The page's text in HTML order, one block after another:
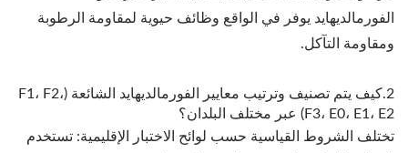
الفورمالديهايد يوفر في الواقع وظائف حيوية لمقاومة الرطوبة
ومقاومة التآكل.
2.كيف يتم تصنيف وترتيب معايير الفورمالديهايد الشائعة (F1، F2،
F3، E0، E1، E2) عبر مختلف البلدان؟
تختلف الشروط القياسية حسب لوائح الاختبار الإقليمية: تستخدم